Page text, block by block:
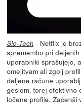
Slo-Tech - Netflix je
spremembo pri
uporabniki sprašujejo,
omejitvam ali zgolj
deljene račune
geslom, torej efektivno
ločene profile. Začenši